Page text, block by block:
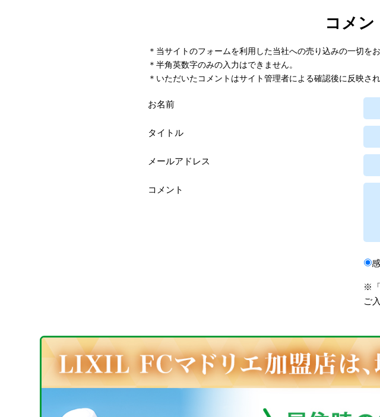
コメン
＊当サイトのフォームを利用した当社への売り込みの一切を
＊半角英数字のみの入力はできません。
＊いただいたコメントはサイト管理者による確認後に反映され
お名前
タイトル
メールアドレス
コメント
※
ご